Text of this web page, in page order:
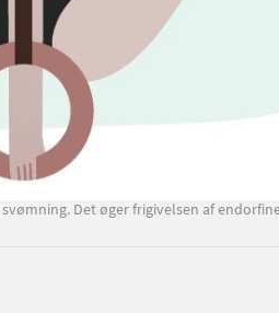
Det øger frigivelsen af